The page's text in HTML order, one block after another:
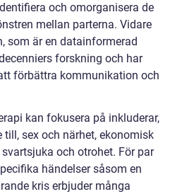
och omorganisera de
mellan parterna. Vidare
som är en datainformerad
forskning och har
förbättra kommunikation och
kan fokusera på inkluderar,
till, sex och närhet, ekonomisk
och otrohet. För par
händelser såsom en
kris erbjuder många